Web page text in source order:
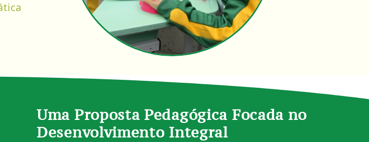
Uma Proposta Pedagógica Focada no
Desenvolvimento Integral